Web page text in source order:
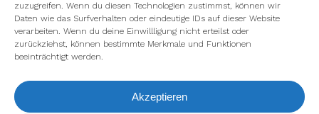
zuzugreifen. Wenn du diesen Technologien zustimmst, können wir
Daten wie das Surfverhalten oder eindeutige IDs auf dieser Website
verarbeiten. Wenn du deine Einwillligung nicht erteilst oder
zurückziehst, können bestimmte Merkmale und Funktionen
beeinträchtigt werden.
Akzeptieren
facebook youtube instagram spotify twitch